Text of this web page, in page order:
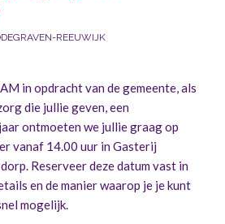
REEUWIJK
in opdracht van de gemeente, als
die jullie geven, een
ontmoeten we jullie graag op
vanaf 14.00 uur in Gasterij
Reserveer deze datum vast in
en de manier waarop je je kunt
mogelijk.